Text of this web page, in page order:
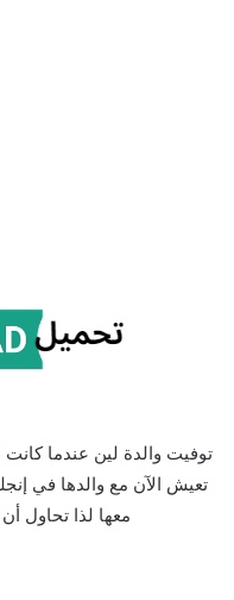
توفيت والدة لين عندما
تعيش الآن مع والدها في
معها لذا تحاول